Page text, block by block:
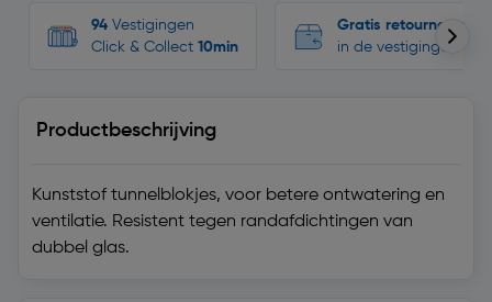
94 Vestigingen
Click & Collect 10min
Gratis retourneren
in de vestigingen
Productbeschrijving
Kunststof tunnelblokjes, voor betere ontwatering en
ventilatie. Resistent tegen randafdichtingen van
dubbel glas.